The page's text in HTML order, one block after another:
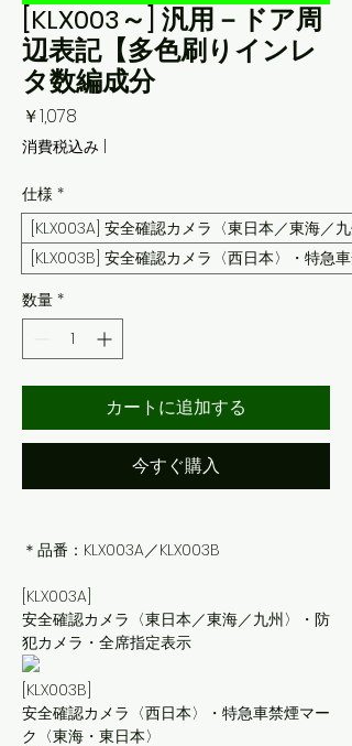
[KLX003～] 汎用－ドア周
辺表記【多色刷りインレ
タ数編成分
￥1,078
格
消費税込み
仕様 *
[KLX003A] 安全確認カメラ〈東日本／東海／
[KLX003B] 安全確認カメラ〈西日本〉・特急
数量 *
カートに追加する
今すぐ購入
＊品番：KLX003A／KLX003B
[KLX003A]
安全確認カメラ〈東日本／東海／九州〉・防
犯カメラ・全席指定表示
[KLX003B]
安全確認カメラ〈西日本〉・特急車禁煙マー
ク〈東海・東日本〉